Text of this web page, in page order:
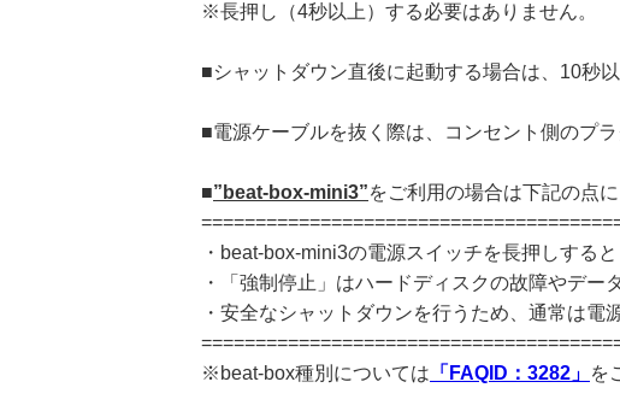
※長押し（4秒以上）する必要はありません。
■シャットダウン直後に起動する場合は、10秒
■電源ケーブルを抜く際は、コンセント側のプラ
■”beat-box-mini3”をご利用の場合は下記の点に
・beat-box-mini3の電源スイッチを長押しする
・「強制停止」はハードディスクの故障やデー
・安全なシャットダウンを行うため、通常は
※beat‐box種別については 「FAQID：3282」 を